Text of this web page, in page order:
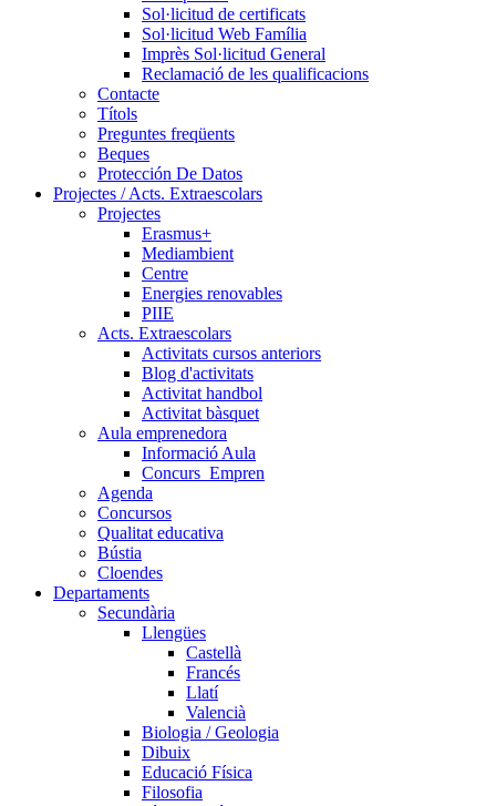
Sol·licitud de certificats
Sol·licitud Web Família
Imprès Sol·licitud General
Reclamació de les qualificacions
Contacte
Títols
Preguntes freqüents
Beques
Protección De Datos
Projectes / Acts. Extraescolars
Projectes
Erasmus+
Mediambient
Centre
Energies renovables
PIIE
Acts. Extraescolars
Activitats cursos anteriors
Blog d'activitats
Activitat handbol
Activitat bàsquet
Aula emprenedora
Informació Aula
Concurs_Empren
Agenda
Concursos
Qualitat educativa
Bústia
Cloendes
Departaments
Secundària
Llengües
Castellà
Francés
Llatí
Valencià
Biologia / Geologia
Dibuix
Educació Física
Filosofia